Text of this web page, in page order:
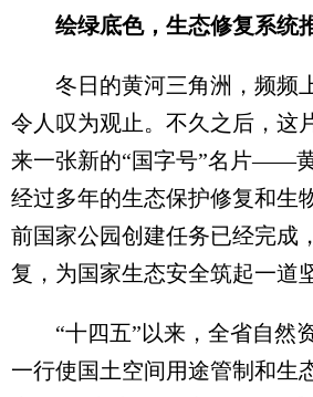
绘绿底色，生态修复系统
冬日的黄河三角洲，频频
令人叹为观止。不久之后，这
来一张新的“国字号”名片——
经过多年的生态保护修复和生
前国家公园创建任务已经完成
复，为国家生态安全筑起一道
“十四五”以来，全省自然
一行使国土空间用途管制和生